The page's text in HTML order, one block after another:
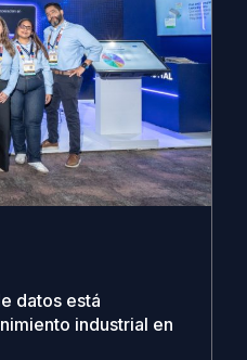
datos está
industrial en